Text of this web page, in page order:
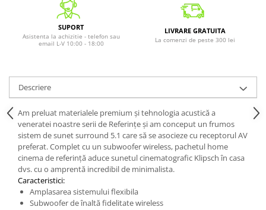
SUPORT
Asistenta la achizitie - telefon sau
email L-V 10:00 - 18:00
LIVRARE GRATUITA
La comenzi de peste 300 lei
Descriere
Am preluat materialele premium și tehnologia acustică a
veneratei noastre serii de Referințe și am conceput un frumos
sistem de sunet surround 5.1 care să se asocieze cu receptorul AV
preferat. Complet cu un subwoofer wireless, pachetul home
cinema de referință aduce sunetul cinematografic Klipsch în casa
dvs. cu o amprentă incredibil de minimalista.
Caracteristici:
Amplasarea sistemului flexibila
Subwoofer de înaltă fidelitate wireless